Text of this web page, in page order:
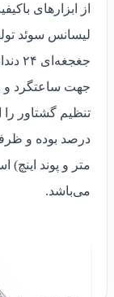
لیسانس سوئد
جهت ساعتگرد و
متر و پوند
می‌باشد.